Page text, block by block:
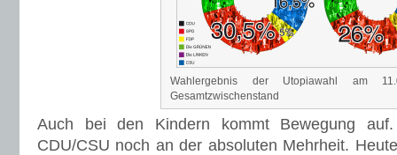
Wahlergebnis der Utopiawahl am
Gesamtzwischenstand
Auch bei den Kindern kommt Bewegung auf.
CDU/CSU noch an der absoluten Mehrheit.